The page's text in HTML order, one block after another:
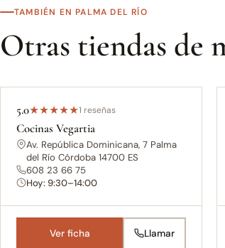
TAMBIÉN EN PALMA DEL RÍO
Otras tiendas de
5.0★★★★★1 reseñas
Cocinas Vegartia
Av. República Dominicana, 7 Palma
del Río Córdoba 14700 ES
608 23 66 75
Hoy: 9:30–14:00
Ver ficha Llamar